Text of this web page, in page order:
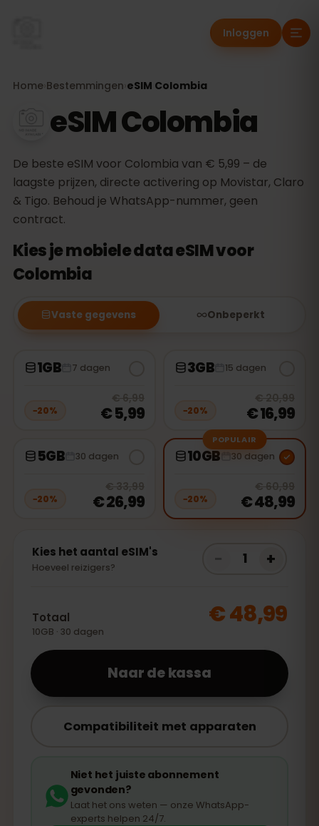
Inloggen
Home Bestemmingen eSIM Colombia
eSIM Colombia
De beste eSIM voor Colombia van € 5,99 – de
laagste prijzen, directe activering op Movistar, Claro
& Tigo. Behoud je WhatsApp-nummer, geen
contract.
Kies je mobiele data eSIM voor
Colombia
Vaste gegevens Onbeperkt
1GB 7 dagen
−20%
20 , now € 5,99
€ 6,99
€ 5,99
3GB 15 dagen
−20%
€ 20,99
€ 16,99
5GB 30 dagen
−20%
20 , now
€ 33,99
€ 26,99
POPULAIR
10GB 30 dagen
−20%
€ 60,99
€ 48,99
Kies het aantal eSIM's
Hoeveel reizigers?
1 +
Totaal
10GB · 30 dagen
€ 48,99
Naar de kassa
Compatibiliteit met apparaten
Niet het juiste abonnement
gevonden?
Laat het ons weten — onze WhatsApp-
experts helpen 24/7.